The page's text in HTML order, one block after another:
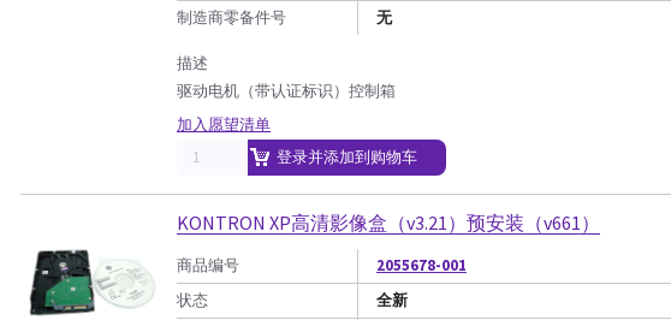
制造商零备件号
无
描述
驱动电机（带认证标识）控制箱
加入愿望清单
登录并添加到购物车
KONTRON XP高清影像盒（v3.21）预安装（v661）
商品编号
2055678-001
状态
全新